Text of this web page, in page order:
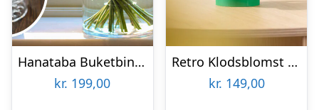
Hanataba Buketbinder
kr. 199,00
Retro Klodsblomst – Mellem
kr. 149,00